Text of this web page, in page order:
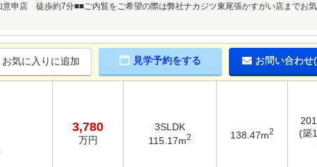
申店 徒歩約7分■■ご内覧をご希望の際は弊社ナカジツ東尾張かすがい店までお
お気に入りに追加 見学予約をする お問い合わせ
3,780
万円
3SLDK
115.17m2 138.47m2
(築